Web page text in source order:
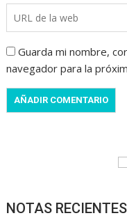
Guarda mi nombre,
navegador para la
NOTAS RECIENTES